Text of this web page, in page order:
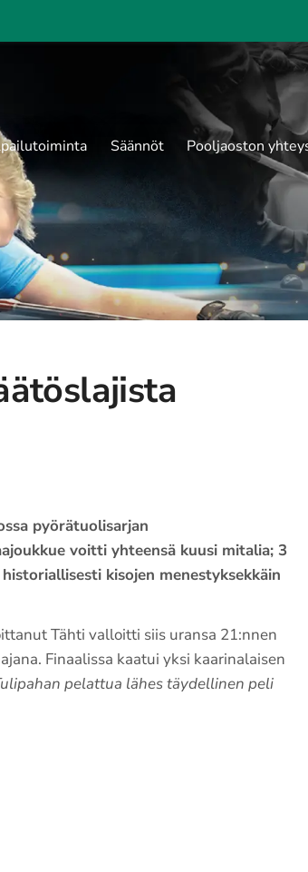
Säännöt Pooljaoston
pyörätuolisarjan
voitti yhteensä kuusi mitalia; 3
kisojen menestyksekkäin
Tähti valloitti siis uransa 21:nnen
Finaalissa kaatui yksi kaarinalaisen
pelattua lähes täydellinen peli